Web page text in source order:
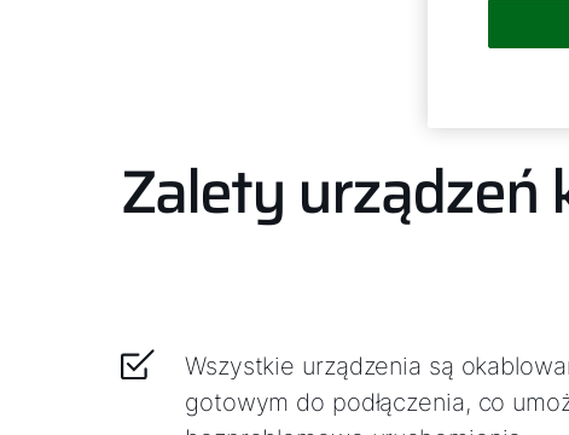
Zalety urządzeń
Wszystkie urządzenia są
gotowym do podłączenia, co